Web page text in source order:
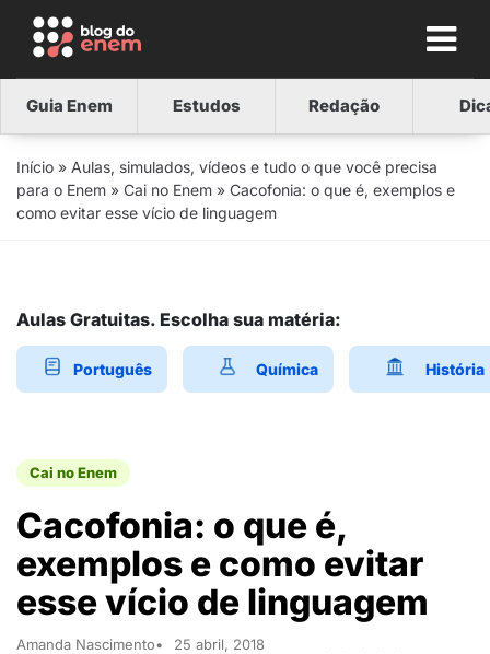
Guia Enem Estudos Redação
Início » Aulas, simulados, vídeos e tudo o que você precisa
para o Enem » Cai no Enem » Cacofonia: o que é, exemplos e
como evitar esse vício de linguagem
Aulas Gratuitas. Escolha sua matéria:
Português Química História
Cai no Enem
Cacofonia: o que é,
exemplos e como evitar
esse vício de linguagem
Amanda Nascimento
25 abril, 2018